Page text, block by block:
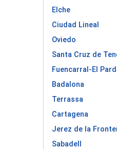
Elche
Ciudad Lineal
Oviedo
Santa Cruz de
Fuencarral-El
Badalona
Terrassa
Cartagena
Jerez de la
Sabadell